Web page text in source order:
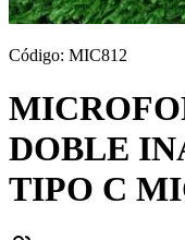
Código: MIC812
DOBLE
TIPO C